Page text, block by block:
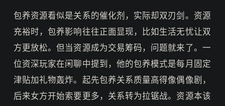
包养资源看似是关系的催化剂，实际却双刃剑。资源
充裕时，包养影响往往正面显现，比如生活无忧让双
方更放松。但当资源成为交易筹码，问题就来了。一
位资深玩家在闲聊中提到，他的包养模式是每月固定
津贴加礼物轰炸。起先包养关系质量高得像偶像剧，
后来女方开始索要更多，关系转为拉锯战。资源本该